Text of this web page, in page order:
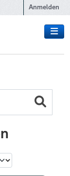
Anmelden